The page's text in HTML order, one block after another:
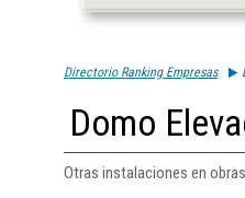
Directorio Ranking Empresas
Domo
Otras instalaciones en